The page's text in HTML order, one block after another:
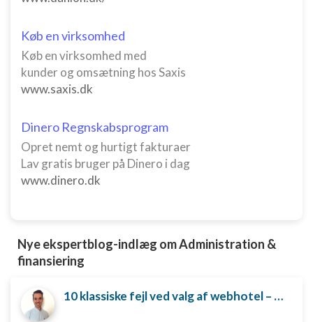
Køb en virksomhed
Køb en virksomhed med
kunder og omsætning hos Saxis
www.saxis.dk
Dinero Regnskabsprogram
Opret nemt og hurtigt fakturaer
Lav gratis bruger på Dinero i dag
www.dinero.dk
Nye ekspertblog-indlæg om Administration &
finansiering
10 klassiske fejl ved valg af webhotel – og hvordan du undgår dem
Funktionel
Annoncering / marketing